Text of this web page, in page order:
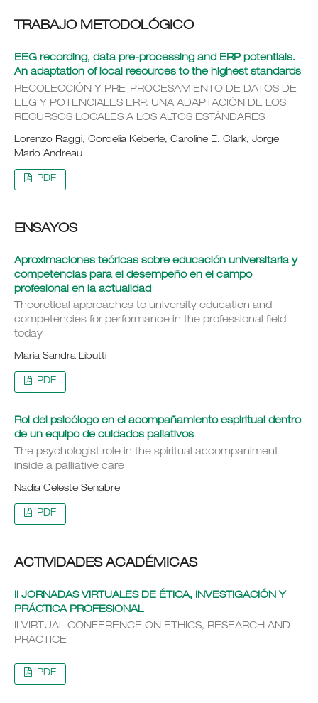
TRABAJO METODOLÓGICO
EEG recording, data pre-processing and ERP potentials.
An adaptation of local resources to the highest standards
RECOLECCIÓN Y PRE-PROCESAMIENTO DE DATOS DE
EEG Y POTENCIALES ERP. UNA ADAPTACIÓN DE LOS
RECURSOS LOCALES A LOS ALTOS ESTÁNDARES
Lorenzo Raggi, Cordelia Keberle, Caroline E. Clark, Jorge
Mario Andreau
PDF
ENSAYOS
Aproximaciones teóricas sobre educación universitaria y
competencias para el desempeño en el campo
profesional en la actualidad
Theoretical approaches to university education and
competencies for performance in the professional field
today
María Sandra Libutti
PDF
Rol del psicólogo en el acompañamiento espiritual dentro
de un equipo de cuidados paliativos
The psychologist role in the spiritual accompaniment
inside a palliative care
Nadia Celeste Senabre
PDF
ACTIVIDADES ACADÉMICAS
II JORNADAS VIRTUALES DE ÉTICA, INVESTIGACIÓN Y
PRÁCTICA PROFESIONAL
II VIRTUAL CONFERENCE ON ETHICS, RESEARCH AND
PRACTICE
PDF